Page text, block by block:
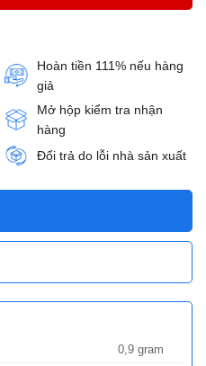
Hoàn tiền 111% nếu hàng
giả
Mở hộp kiểm tra nhận
hàng
Đổi trả do lỗi nhà sản xuất
0,9 gram